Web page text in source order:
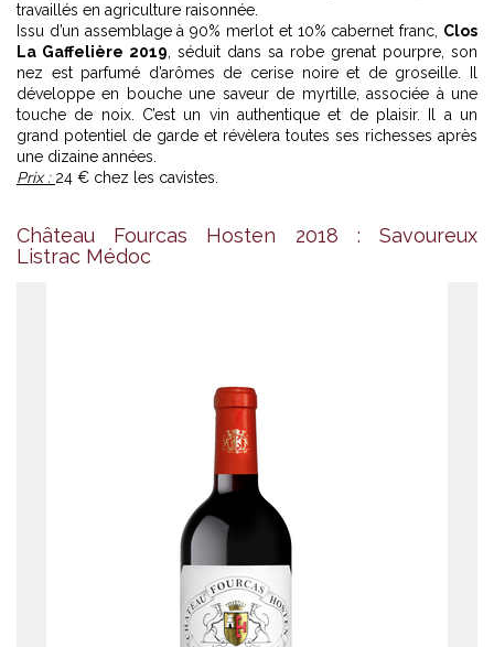
travaillés en agriculture raisonnée.
Issu d’un assemblage à 90% merlot et 10% cabernet franc, Clos
La Gaffelière 2019, séduit dans sa robe grenat pourpre, son
nez est parfumé d’arômes de cerise noire et de groseille. Il
développe en bouche une saveur de myrtille, associée à une
touche de noix. C’est un vin authentique et de plaisir. Il a un
grand potentiel de garde et révèlera toutes ses richesses après
une dizaine années.
Prix : 24 € chez les cavistes.
Château Fourcas Hosten 2018 : Savoureux
Listrac Médoc